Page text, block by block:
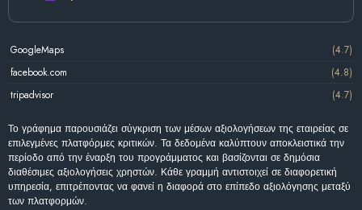
GoogleMaps
(4.7)
facebook.com
(4.8)
tripadvisor
(4.7)
Το γράφημα παρουσιάζει σύγκριση των μέσων αξιολογήσεων της εταιρείας σε
επιλεγμένες πλατφόρμες κριτικών. Τα δεδομένα καλύπτουν αποκλειστικά την
περίοδο από την έναρξη του προγράμματος και βασίζονται σε δημόσια
διαθέσιμες αξιολογήσεις χρηστών. Κάθε γραμμή αντιστοιχεί σε διαφορετική
υπηρεσία, επιτρέποντας να φανεί η διαφορά στο επίπεδο αξιολόγησης μεταξύ
των πλατφορμών.